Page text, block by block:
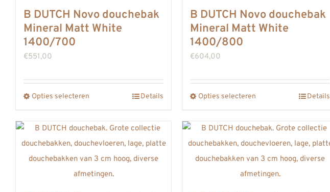
kan
de
productpagina
kan
de
productpagina
B DUTCH Novo douchebak
Mineral Matt White
1400/700
€551,00
Opties selecteren
heeft
meerdere
variaties.
Deze
Details
B DUTCH Novo douchebak
Mineral Matt White
1400/800
€604,00
Opties selecteren
heeft
meerdere
variaties.
Deze
Details